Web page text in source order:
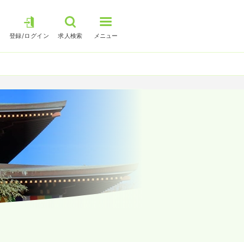
登録/ログイン 求人検索 メニュー